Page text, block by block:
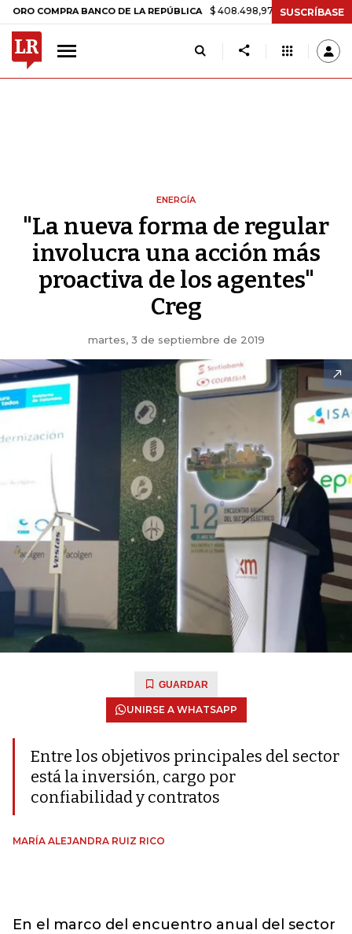
BANCO DE LA REPÚBLICA $ 408.498,97 +$ 8.753,81 +2,19%
SUSCRÍBASE
ENERGÍA
"La nueva forma de regular
involucra una acción más
proactiva de los agentes"
Creg
martes, 3 de septiembre de 2019
GUARDAR
UNIRSE A WHATSAPP
Entre los objetivos principales del sector
está la inversión, cargo por
confiabilidad y contratos
MARÍA ALEJANDRA RUIZ RICO
En el marco del encuentro anual del sector